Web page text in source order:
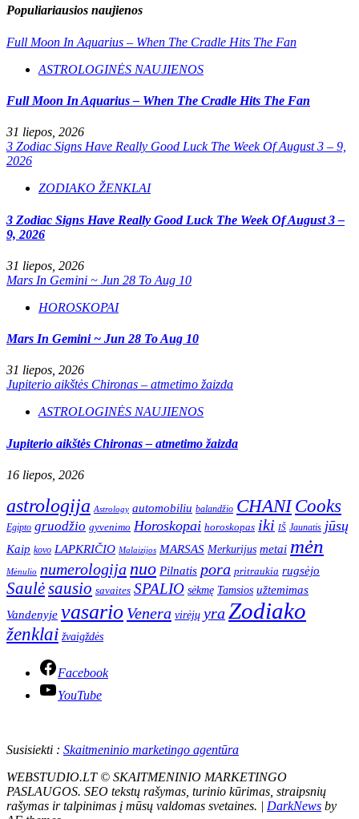
Populiariausios naujienos
Full Moon In Aquarius – When The Cradle Hits The Fan
ASTROLOGINĖS NAUJIENOS
Full Moon In Aquarius – When The Cradle Hits The Fan
31 liepos, 2026
3 Zodiac Signs Have Really Good Luck The Week Of August 3 – 9,
2026
ZODIAKO ŽENKLAI
3 Zodiac Signs Have Really Good Luck The Week Of August 3 –
9, 2026
31 liepos, 2026
Mars In Gemini ~ Jun 28 To Aug 10
HOROSKOPAI
Mars In Gemini ~ Jun 28 To Aug 10
31 liepos, 2026
Jupiterio aikštės Chironas – atmetimo žaizda
ASTROLOGINĖS NAUJIENOS
Jupiterio aikštės Chironas – atmetimo žaizda
16 liepos, 2026
astrologija Astrology automobiliu balandžio CHANI Cooks
Egipto gruodžio gyvenimo Horoskopai horoskopas iki IŠ Jaunatis jūsų
Kaip kovo LAPKRIČIO Malaizijos MARSAS Merkurijus metai mėn
Mėnulio numerologija nuo Pilnatis pora pritraukia rugsėjo
Saulėsausio savaites SPALIO sėkmę Tamsios užtemimas
Vandenyje vasario Venera virėjų yraZodiako
ženklai žvaigždės
Facebook
YouTube
Susisiekti : Skaitmeninio marketingo agentūra
WEBSTUDIO.LT © SKAITMENINIO MARKETINGO
PASLAUGOS. SEO tekstų rašymas, turinio kūrimas, straipsnių
rašymas ir talpinimas į mūsų valdomas svetaines. | DarkNews by